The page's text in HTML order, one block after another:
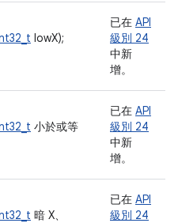
lowX);
已在 API
級別 24
中新
增。
小於或等
已在 API
級別 24
中新
增。
暗 X、
已在 API
級別 24